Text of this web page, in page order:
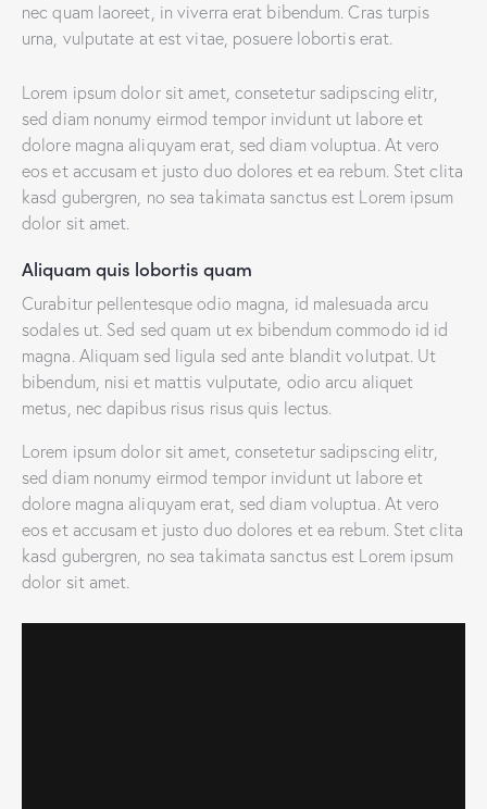
nec quam laoreet, in viverra erat bibendum. Cras turpis
urna, vulputate at est vitae, posuere lobortis erat.
Lorem ipsum dolor sit amet, consetetur sadipscing elitr,
sed diam nonumy eirmod tempor invidunt ut labore et
dolore magna aliquyam erat, sed diam voluptua. At vero
eos et accusam et justo duo dolores et ea rebum. Stet clita
kasd gubergren, no sea takimata sanctus est Lorem ipsum
dolor sit amet.
Aliquam quis lobortis quam
Curabitur pellentesque odio magna, id malesuada arcu
sodales ut. Sed sed quam ut ex bibendum commodo id id
magna. Aliquam sed ligula sed ante blandit volutpat. Ut
bibendum, nisi et mattis vulputate, odio arcu aliquet
metus, nec dapibus risus risus quis lectus.
Lorem ipsum dolor sit amet, consetetur sadipscing elitr,
sed diam nonumy eirmod tempor invidunt ut labore et
dolore magna aliquyam erat, sed diam voluptua. At vero
eos et accusam et justo duo dolores et ea rebum. Stet clita
kasd gubergren, no sea takimata sanctus est Lorem ipsum
dolor sit amet.